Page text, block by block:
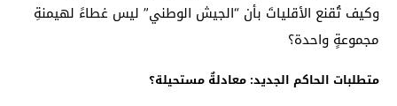
وكيف تُقنع الأقلياتَ بأن “الجيش الوطني” ليس غطاءً لهيمنةِ
مجموعةٍ واحدة؟
متطلبات الحاكم الجديد: معادلةٌ مستحيلة؟